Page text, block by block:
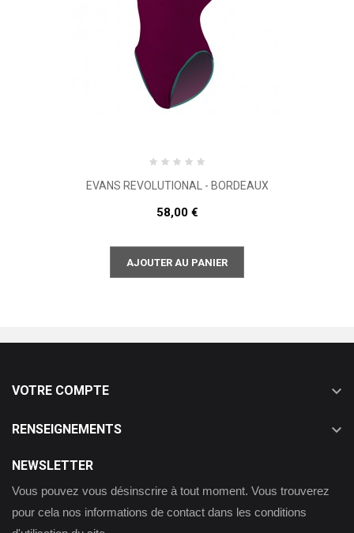
EVANS REVOLUTIONAL - BORDEAUX
58,00 €
AJOUTER AU PANIER
VOTRE COMPTE 
RENSEIGNEMENTS 
NEWSLETTER
Vous pouvez vous désinscrire à tout moment. Vous trouverez
pour cela nos informations de contact dans les conditions